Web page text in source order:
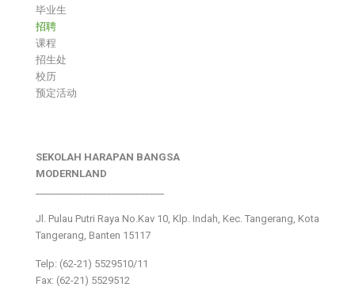
毕业生
招聘
课程
招生处
校历
预定活动
SEKOLAH HARAPAN BANGSA
MODERNLAND
Jl. Pulau Putri Raya No.Kav 10, Klp. Indah, Kec. Tangerang, Kota
Tangerang, Banten 15117
Telp: (62-21) 5529510/11
Fax: (62-21) 5529512